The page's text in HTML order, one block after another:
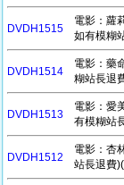
DVDH1515
電影：蘿
如有模糊
DVDH1514
電影：藥
糊站長退
DVDH1513
電影：愛
有模糊站
DVDH1512
電影：杏
站長退費